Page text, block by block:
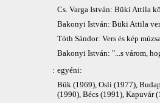
Cs. Varga István: Büki Attila
Bakonyi István: Büki Attila
Tóth Sándor: Vers és kép
Bakonyi István: "...s várom,
: egyéni:
Bük (1969), Osli (1977),
(1990), Bécs (1991), Kapuvár